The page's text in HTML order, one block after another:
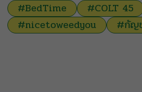
#BedTime #COLT 45
#nicetoweedyou
#กัญ